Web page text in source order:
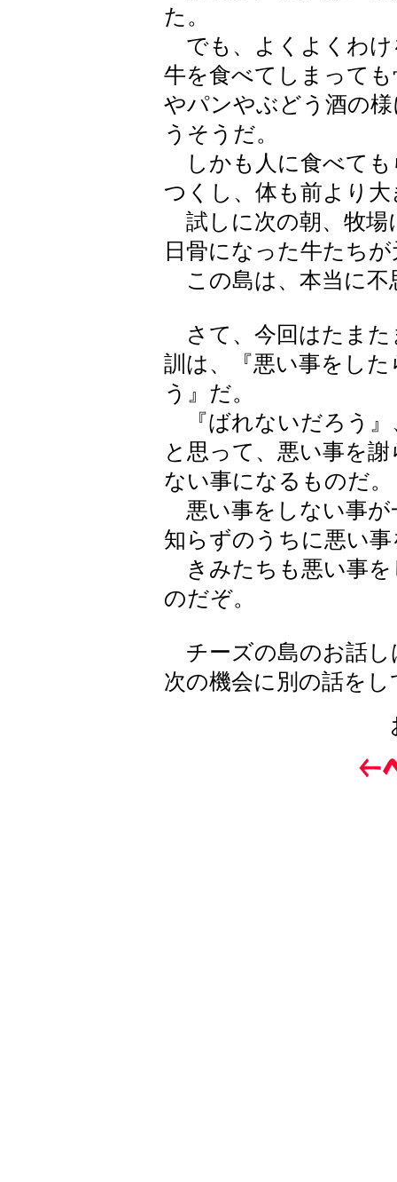
た。
でも、よくよくわけ
牛を食べてしまって
やパンやぶどう酒の
うそうだ。
しかも人に食べても
つくし、体も前より
試しに次の朝、牧場
日骨になった牛たち
この島は、本当に不
さて、今回はたまた
訓は、『悪い事をし
う』だ。
『ばれないだろう』
と思って、悪い事を
ない事になるものだ。
悪い事をしない事が
知らずのうちに悪い
きみたちも悪い事を
のだぞ。
チーズの島のお話し
次の機会に別の話を